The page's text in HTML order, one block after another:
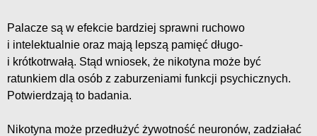
Palacze są w efekcie bardziej sprawni ruchowo
i intelektualnie oraz mają lepszą pamięć długo-
i krótkotrwałą. Stąd wniosek, że nikotyna może być
ratunkiem dla osób z zaburzeniami funkcji psychicznych.
Potwierdzają to badania.
Nikotyna może przedłużyć żywotność neuronów, zadziałać